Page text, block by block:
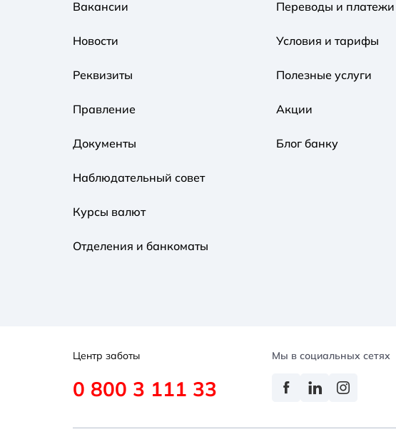
Вакансии
Новости
Реквизиты
Правление
Документы
Наблюдательный совет
Курсы валют
Отделения и банкоматы
Переводы и платежи
Условия и тарифы
Полезные услуги
Акции
Блог банку
Центр заботы
0 800 3 111 33
Мы в социальных сетях